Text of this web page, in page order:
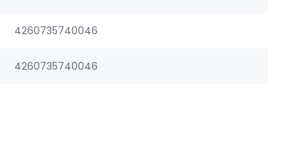
4260735740046
4260735740046